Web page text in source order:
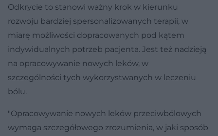
Odkrycie to stanowi ważny krok w kierunku
rozwoju bardziej spersonalizowanych terapii, w
miarę możliwości dopracowanych pod kątem
indywidualnych potrzeb pacjenta. Jest też nadzieją
na opracowywanie nowych leków, w
szczególności tych wykorzystwanych w leczeniu
bólu.
"Opracowywanie nowych leków przeciwbólowych
wymaga szczegółowego zrozumienia, w jaki sposób